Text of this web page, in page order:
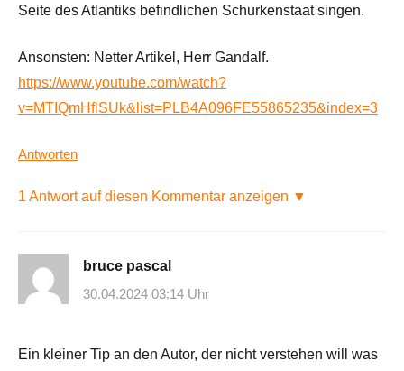
Seite des Atlantiks befindlichen Schurkenstaat singen.
Ansonsten: Netter Artikel, Herr Gandalf.
https://www.youtube.com/watch?
v=MTIQmHflSUk&list=PLB4A096FE55865235&index=3
Antworten
1 Antwort auf diesen Kommentar anzeigen ▼
bruce pascal
30.04.2024 03:14 Uhr
Ein kleiner Tip an den Autor, der nicht verstehen will was